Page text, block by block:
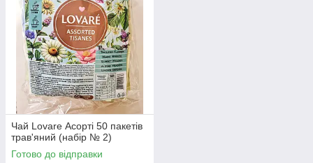
Чай Lovare Асорті 50 пакетів
трав'яний (набір № 2)
Готово до відправки